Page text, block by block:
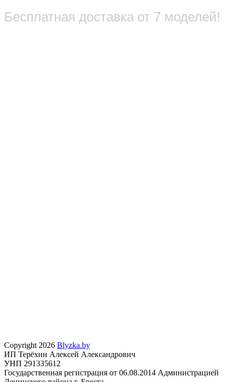
Бесплатная доставка от 7 моделей!
Copyright 2026 Blyzka.by
ИП Терёхин Алексей Александрович
УНП 291335612
Государственная регистрация от 06.08.2014 Администрацией